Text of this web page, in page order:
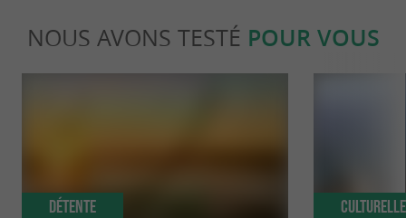
NOUS AVONS TESTÉ POUR VOUS
Détente Culturelle